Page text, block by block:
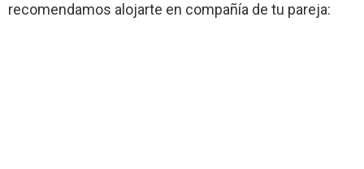
recomendamos alojarte en compañía de tu pareja: